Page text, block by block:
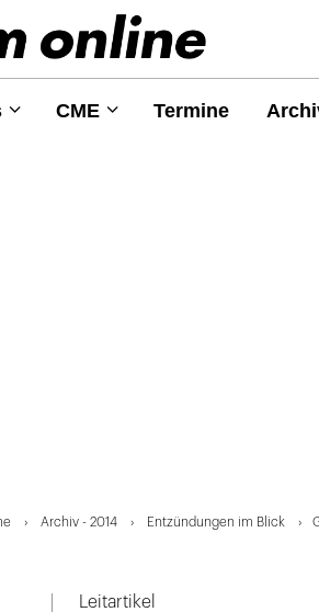
CME Termine
Archiv - 2014 Entzündungen im Blick
Leitartikel